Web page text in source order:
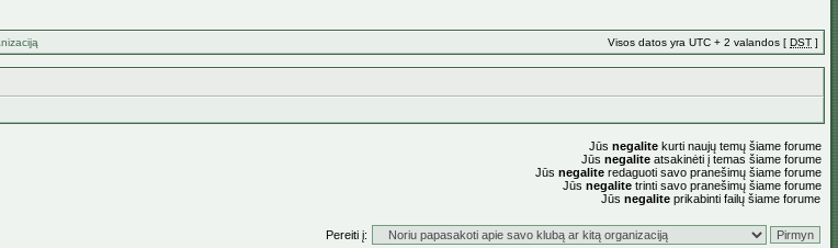
Visos datos yra UTC + 2 valandos [ DST ]
Jūs negalite kurti naujų temų šiame forume
Jūs negalite atsakinėti į temas šiame forume
Jūs negalite redaguoti savo pranešimų šiame forume
Jūs negalite trinti savo pranešimų šiame forume
Jūs negalite prikabinti failų šiame forume
Pereiti į: